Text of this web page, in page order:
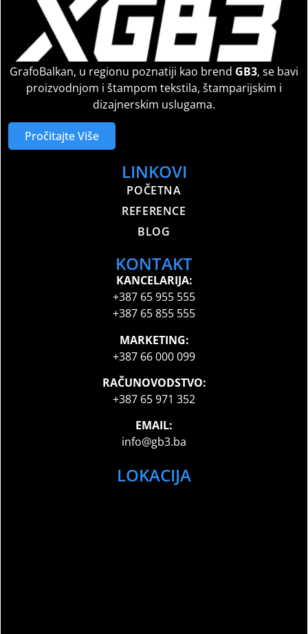
GrafoBalkan, u regionu poznatiji kao brend GB3, se bavi
proizvodnjom i štampom tekstila, štamparijskim i
dizajnerskim uslugama.
Pročitajte Više
LINKOVI
POČETNA
REFERENCE
BLOG
KONTAKT
KANCELARIJA:
+387 65 955 555
+387 65 855 555
MARKETING:
+387 66 000 099
RAČUNOVODSTVO:
+387 65 971 352
EMAIL:
info@gb3.ba
LOKACIJA